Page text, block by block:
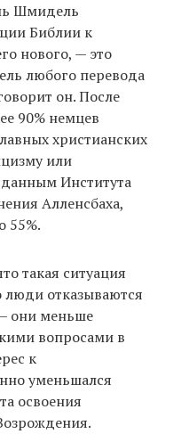
Шмидель
Библии к
нового, — это
любого перевода
он. После
90% немцев
христианских
или
данным Института
Алленсбаха,
55%.
такая ситуация
люди отказываются
они меньше
вопросами в
к
уменьшался
освоения